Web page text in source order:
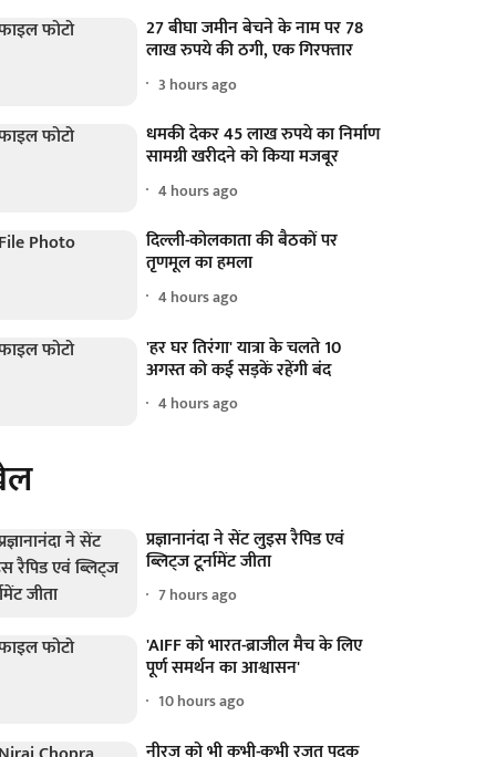
27 बीघा जमीन बेचने के नाम पर 78
लाख रुपये की ठगी, एक गिरफ्तार
3 hours ago
धमकी देकर 45 लाख रुपये का निर्माण
सामग्री खरीदने को किया मजबूर
4 hours ago
दिल्ली-कोलकाता की बैठकों पर
तृणमूल का हमला
4 hours ago
'हर घर तिरंगा' यात्रा के चलते 10
अगस्त को कई सड़कें रहेंगी बंद
4 hours ago
प्रज्ञानानंदा ने सेंट लुइस रैपिड एवं
ब्लिट्ज टूर्नामेंट जीता
7 hours ago
'AIFF को भारत-ब्राजील मैच के लिए
पूर्ण समर्थन का आश्वासन'
10 hours ago